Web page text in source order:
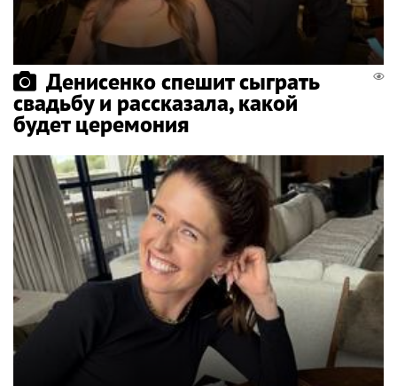
Денисенко спешит сыграть
свадьбу и рассказала, какой
будет церемония